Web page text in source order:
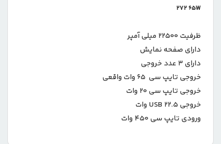
272 65W
ظرفیت 22500 میلی آمپر
دارای صفحه نمایش
دارای 3 عدد خروجی
خروجی تایپ سی 65 وات واقعی
خروجی تایپ سی 20 وات
خروجی USB 22.5 وات
ورودی تایپ سی 450 وات